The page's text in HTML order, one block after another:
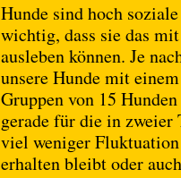
Hunde sind hoch
wichtig, dass sie das
ausleben können. Je
unsere Hunde mit
Gruppen von 15
gerade für die in zweier
viel weniger
erhalten bleibt oder